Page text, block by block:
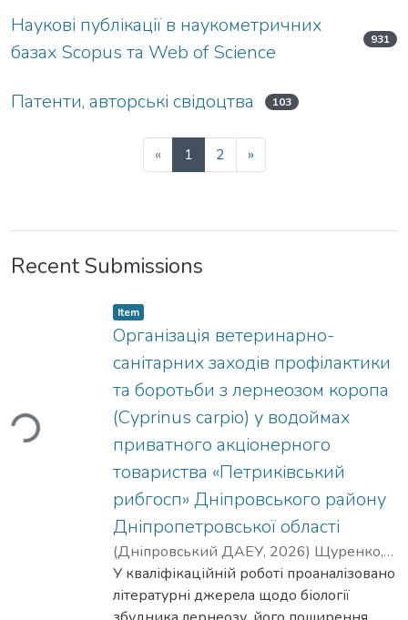
Наукові публікації в наукометричних
базах Scopus та Web of Science
931
Патенти, авторські свідоцтва 103
« 1(current)
2 »
Recent Submissions
Loading...
Item type:
Item ,
Організація ветеринарно-
санітарних заходів профілактики
та боротьби з лернеозом коропа
(Cyprinus carpio) у водоймах
приватного акціонерного
товариства «Петриківський
рибгосп» Дніпровського району
Дніпропетровської області
(Дніпровський ДАЕУ, 2026) Щуренко,
Максим Вадимович;Shchurenko, Maksym
Vadymovych
У кваліфікаційній роботі проаналізовано
літературні джерела щодо біології